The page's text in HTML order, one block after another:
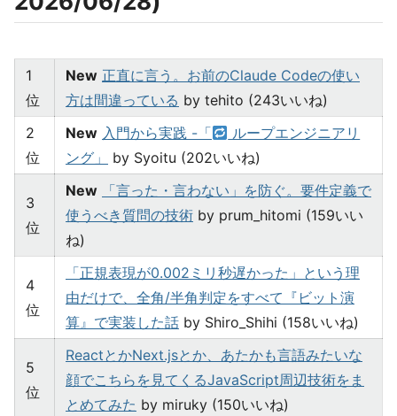
1
位
New 正直に言う。お前のClaude Codeの使い
方は間違っている by tehito (243いいね)
2
位
New 入門から実践 -「
ループエンジニアリ
ング」
by Syoitu (202いいね)
3
位
New
「言った・言わない」を防ぐ。要件定義で
使うべき質問の技術 by prum_hitomi (159いい
ね)
4
位
「正規表現が0.002ミリ秒遅かった」という理
由だけで、全角/半角判定をすべて『ビット演
算』で実装した話 by Shiro_Shihi (158いいね)
5
位
ReactとかNext.jsとか、あたかも言語みたいな
顔でこちらを見てくるJavaScript周辺技術をま
とめてみた by miruky (150いいね)